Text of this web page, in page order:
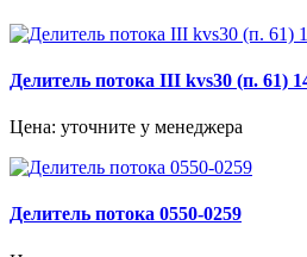
Делитель потока III kvs30 (п. 61)
Цена: уточните у менеджера
Делитель потока 0550-0259